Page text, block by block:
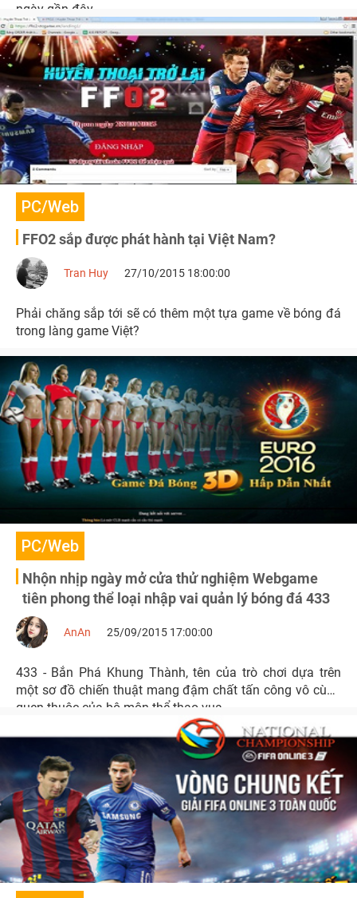
ngày gần đây.
PC/Web
FFO2 sắp được phát hành tại Việt Nam?
Tran Huy 27/10/2015 18:00:00
Phải chăng sắp tới sẽ có thêm một tựa game về bóng đá
trong làng game Việt?
PC/Web
Nhộn nhịp ngày mở cửa thử nghiệm Webgame
tiên phong thể loại nhập vai quản lý bóng đá 433
AnAn 25/09/2015 17:00:00
433 - Bắn Phá Khung Thành, tên của trò chơi dựa trên
một sơ đồ chiến thuật mang đậm chất tấn công vô cùng
quen thuộc của bộ môn thể thao vua.